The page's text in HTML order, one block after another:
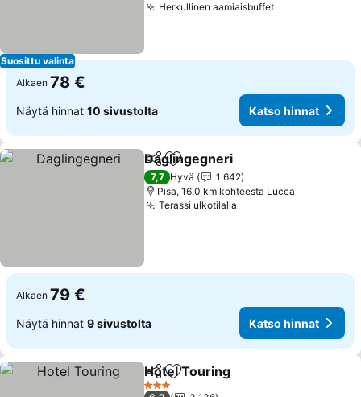
Suosittu valinta
Herkullinen aamiaisbuffetKatso hinnat
Alkaen 78 €
Näytä hinnat 10 sivustolta Katso hinnat
Jaa Lisää suosikkeihin
Daglingegneri
7,7 Hyvä
1 642
Pisa, 16.0 km kohteesta Lucca
Terassi ulkotilalla
Alkaen 79 €
Näytä hinnat 9 sivustolta Katso hinnat
Jaa Lisää suosikkeihin
Hotel Touring
3 Tähtiluokitus